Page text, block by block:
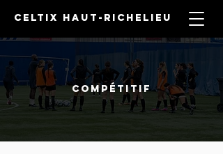
CELTIX HAUT-RICHELIEU
COMPÉTITIF